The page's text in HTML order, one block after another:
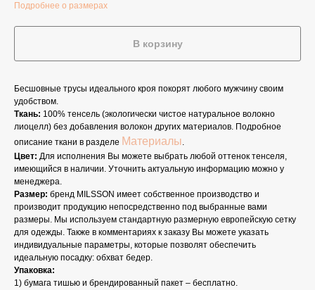
Подробнее о размерах
В корзину
Бесшовные трусы идеального кроя покорят любого мужчину своим
удобством.
Ткань: 100% тенсель (экологически чистое натуральное волокно
лиоцелл) без добавления волокон других материалов. Подробное
описание ткани в разделе Материалы.
Цвет: Для исполнения Вы можете выбрать любой оттенок тенселя,
имеющийся в наличии. Уточнить актуальную информацию можно у
менеджера.
Размер: бренд MILSSON имеет собственное производство и
производит продукцию непосредственно под выбранные вами
размеры. Мы используем стандартную размерную европейскую сетку
для одежды. Также в комментариях к заказу Вы можете указать
индивидуальные параметры, которые позволят обеспечить
идеальную посадку: обхват бедер.
Упаковка:
1) бумага тишью и брендированный пакет – бесплатно.